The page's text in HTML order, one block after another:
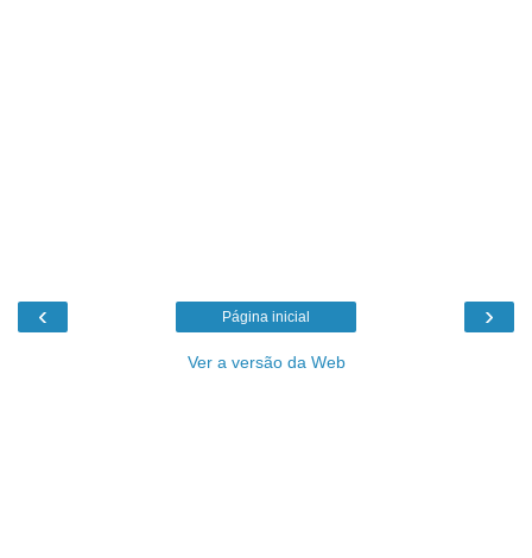
‹ ›
Página inicial
Ver a versão da Web